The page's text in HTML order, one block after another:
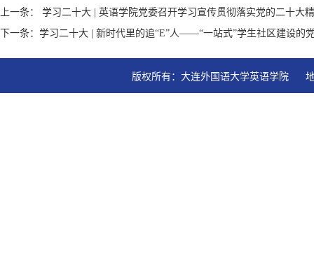
上一条： 学习二十大 | 英语学院党委召开学习宣传贯彻落实党的二十大
下一条：学习二十大 | 新时代里的追“E”人——“一站式”学生社区建设的
版权所有：大连外国语大学英语学院